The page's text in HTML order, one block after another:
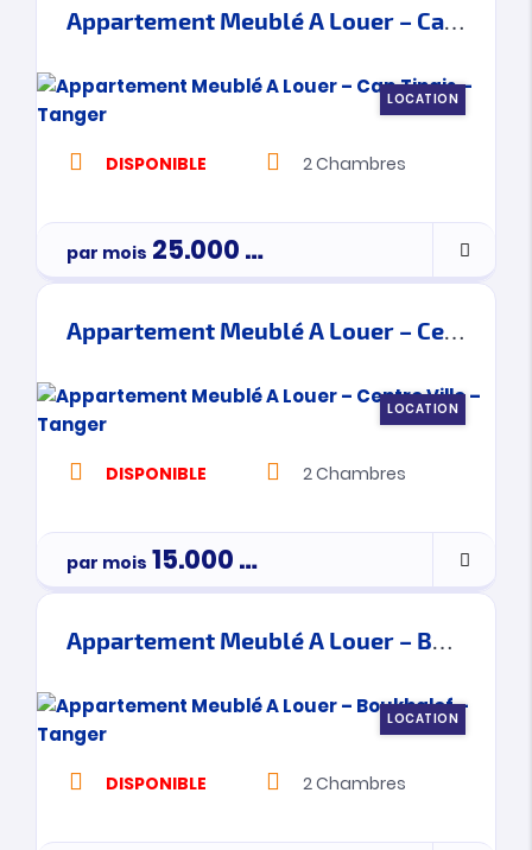
Appartement Meublé A Louer – Cap Tingis – Tanger
LOCATION
DISPONIBLE 2Chambres
par mois 25.000Dh
Appartement Meublé A Louer – Centre Ville – Tanger
LOCATION
DISPONIBLE 2Chambres
par mois 15.000Dh
Appartement Meublé A Louer – Boukhalef – Tanger
LOCATION
DISPONIBLE 2Chambres